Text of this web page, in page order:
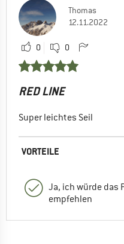
Thomas
12.11.2022
0 0
RED LINE
Super leichtes Seil
VORTEILE
Ja, ich würde das
empfehlen